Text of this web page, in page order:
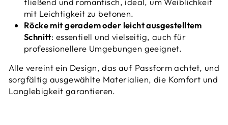
mit Leichtigkeit zu betonen.
Röcke mit geradem oder leicht ausgestelltem
Schnitt: essentiell und vielseitig, auch für
professionellere Umgebungen geeignet.
Alle vereint ein Design, das auf Passform achtet, und
sorgfältig ausgewählte Materialien, die Komfort und
Langlebigkeit garantieren.